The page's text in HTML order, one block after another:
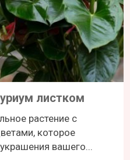
листком
растение с
которое
вашего...